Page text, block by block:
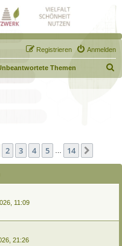
Anmelden
Registrieren
Themen
u
1von 14
2 3 4 5 14
11:09
21:26